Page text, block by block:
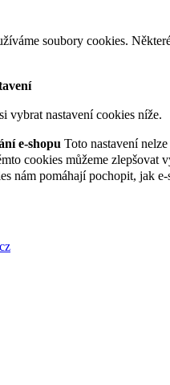
soubory cookies.
vybrat nastavení cookies níže.
e-shopu Toto nastavení
cookies můžeme zlepšovat
nám pomáhají pochopit, jak